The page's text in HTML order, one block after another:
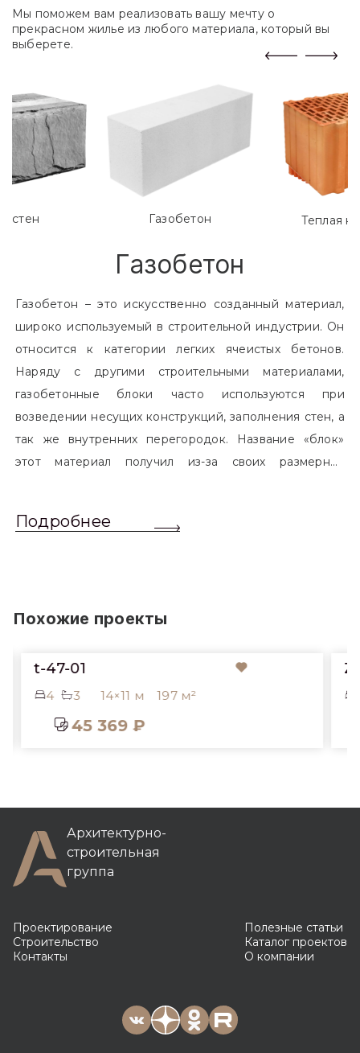
Мы поможем вам реализовать вашу мечту о
прекрасном жилье из любого материала, который вы
выберете.
Газобетон Теплая
Газобетон
Газобетон – это искусственно созданный материал,
широко используемый в строительной индустрии. Он
относится к категории легких ячеистых бетонов.
Наряду с другими строительными материалами,
газобетонные блоки часто используются при
возведении несущих конструкций, заполнения стен, а
так же внутренних перегородок. Название «блок»
этот материал получил из-за своих размерных
обычный одинарный кирпич. Размер блоков различен
Подробнее
Похожие проекты
14×11 м 197 м²
369 ₽
Архитектурно-
строительная
группа
Проектирование
Строительство
Контакты
Полезные статьи
Каталог проектов
О компании